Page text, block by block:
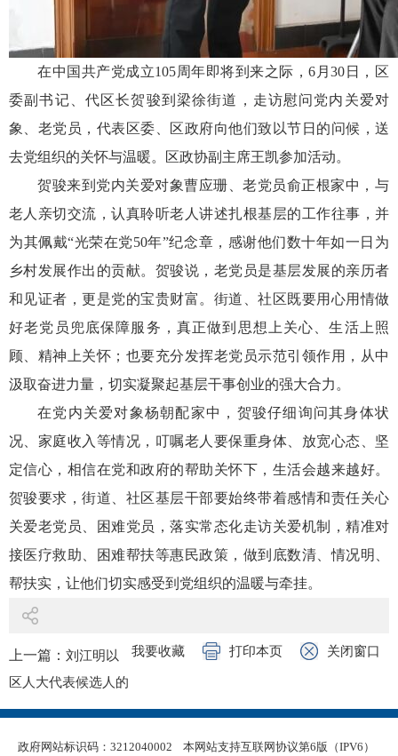
在中国共产党成立105周年即将到来之际，6月30日，区
委副书记、代区长贺骏到梁徐街道，走访慰问党内关爱对
象、老党员，代表区委、区政府向他们致以节日的问候，送
去党组织的关怀与温暖。区政协副主席王凯参加活动。
贺骏来到党内关爱对象曹应珊、老党员俞正根家中，与
老人亲切交流，认真聆听老人讲述扎根基层的工作往事，并
为其佩戴“光荣在党50年”纪念章，感谢他们数十年如一日为
乡村发展作出的贡献。贺骏说，老党员是基层发展的亲历者
和见证者，更是党的宝贵财富。街道、社区既要用心用情做
好老党员兜底保障服务，真正做到思想上关心、生活上照
顾、精神上关怀；也要充分发挥老党员示范引领作用，从中
汲取奋进力量，切实凝聚起基层干事创业的强大合力。
在党内关爱对象杨朝配家中，贺骏仔细询问其身体状
况、家庭收入等情况，叮嘱老人要保重身体、放宽心态、坚
定信心，相信在党和政府的帮助关怀下，生活会越来越好。
贺骏要求，街道、社区基层干部要始终带着感情和责任关心
关爱老党员、困难党员，落实常态化走访关爱机制，精准对
接医疗救助、困难帮扶等惠民政策，做到底数清、情况明、
帮扶实，让他们切实感受到党组织的温暖与牵挂。
我要收藏 打印本页 关闭窗口
上一篇： 刘江明以
区人大代表候选人的
身份与选民见面交流
政府网站标识码：3212040002 本网站支持互联网协议第6版（IPV6）